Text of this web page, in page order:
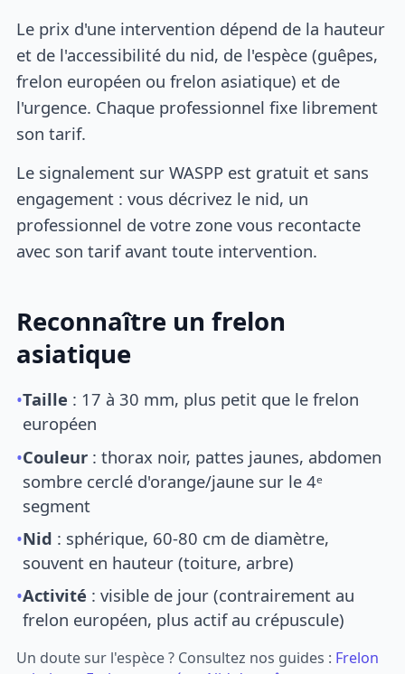
Le prix d'une intervention dépend de la hauteur
et de l'accessibilité du nid, de l'espèce (guêpes,
frelon européen ou frelon asiatique) et de
l'urgence. Chaque professionnel fixe librement
son tarif.
Le signalement sur WASPP est gratuit et sans
engagement : vous décrivez le nid, un
professionnel de votre zone vous recontacte
avec son tarif avant toute intervention.
Reconnaître un frelon
asiatique
•Taille : 17 à 30 mm, plus petit que le frelon
européen
•Couleur : thorax noir, pattes jaunes, abdomen
sombre cerclé d'orange/jaune sur le 4ᵉ
segment
•Nid : sphérique, 60-80 cm de diamètre,
souvent en hauteur (toiture, arbre)
•Activité : visible de jour (contrairement au
frelon européen, plus actif au crépuscule)
Un doute sur l'espèce ? Consultez nos guides : Frelon